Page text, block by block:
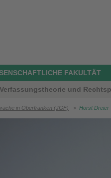
FAKULTÄT
und
in Oberfranken (JGF) > Horst Dreier